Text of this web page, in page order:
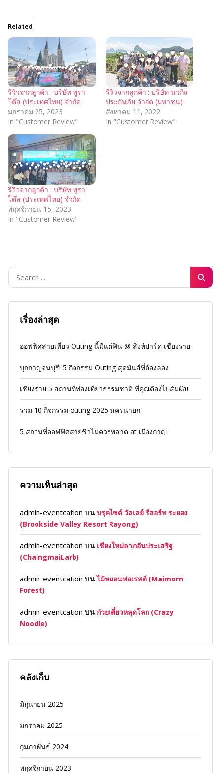
Related
รีวิวจากลูกค้า : บริษัท พูรา
โต๊ส (ประเทศไทย) จำกัด
มกราคม 25, 2023
In "Customer Review"
รีวิวจากลูกค้า : บริษัท นวกิจ
ประกันภัย จำกัด (มหาชน)
สิงหาคม 11, 2022
In "Customer Review"
รีวิวจากลูกค้า : บริษัท พูรา
โต๊ส (ประเทศไทย) จำกัด
พฤศจิกายน 15, 2023
In "Customer Review"
เรื่องล่าสุด
ออฟฟิศสายเที่ยว Outing นี้มีแต่ฟิน @ สิงห์ปาร์ค เชียงราย
บุกกาญจนบุรี! 5 กิจกรรม Outing สุดมันส์ที่ต้องลอง
เชียงราย 5 สถานที่ท่องเที่ยวธรรมชาติ ที่คุณต้องไปสัมผัส!
รวม 10 กิจกรรม outing 2025 นครนายก
5 สถานที่ออฟฟิศสายชิวไม่ควรพลาด at เมืองกาญ
ความเห็นล่าสุด
admin-eventcation บน บรุคไซด์ วัลเลย์ รีสอร์ท ระยอง
(Brookside Valley Resort Rayong)
admin-eventcation บน เชียงใหม่ลาภอันประเสริฐ
(ChaingmaiLarb)
admin-eventcation บนไม้หมอนฟอเรสต์ (Maimorn
Forest)
admin-eventcation บน ก๋วยเตี๋ยวหลุดโลก (Crazy
Noodle)
คลังเก็บ
มิถุนายน 2025
มกราคม 2025
กุมภาพันธ์ 2024
พฤศจิกายน 2023